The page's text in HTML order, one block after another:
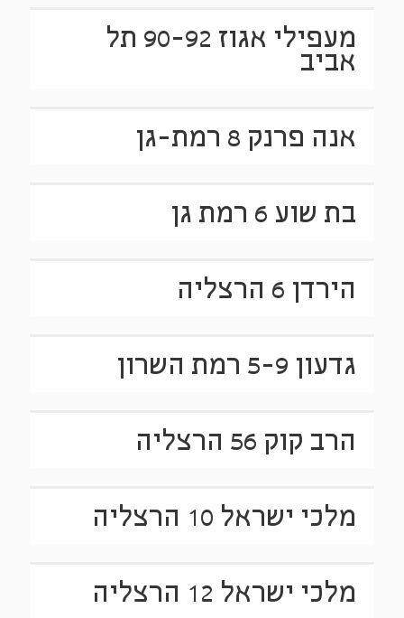
מעפילי אגוז 90-92 תל
אביב
אנה פרנק 8 רמת-גן
בת שוע 6 רמת גן
הירדן 6 הרצליה
גדעון 5-9 רמת השרון
הרב קוק 56 הרצליה
מלכי ישראל 10 הרצליה
מלכי ישראל 12 הרצליה